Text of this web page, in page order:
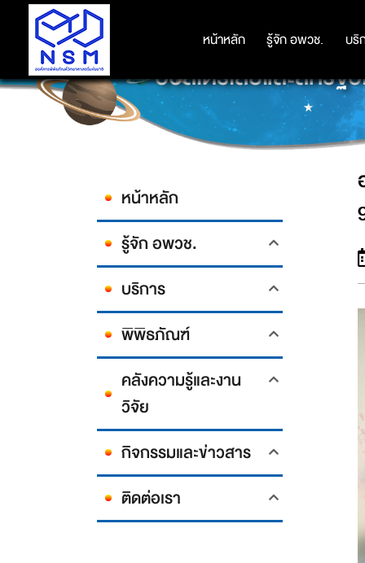
หน้าหลัก รู้จัก อพวช. บริ
หน้าหลัก รู้จัก อพวช. บริ
ออสเตรเลียและสหรั
หน้าหลัก
รู้จัก อพวช.
บริการ
พิพิธภัณฑ์
คลังความรู้และงาน
วิจัย
กิจกรรมและข่าวสาร
ติดต่อเรา